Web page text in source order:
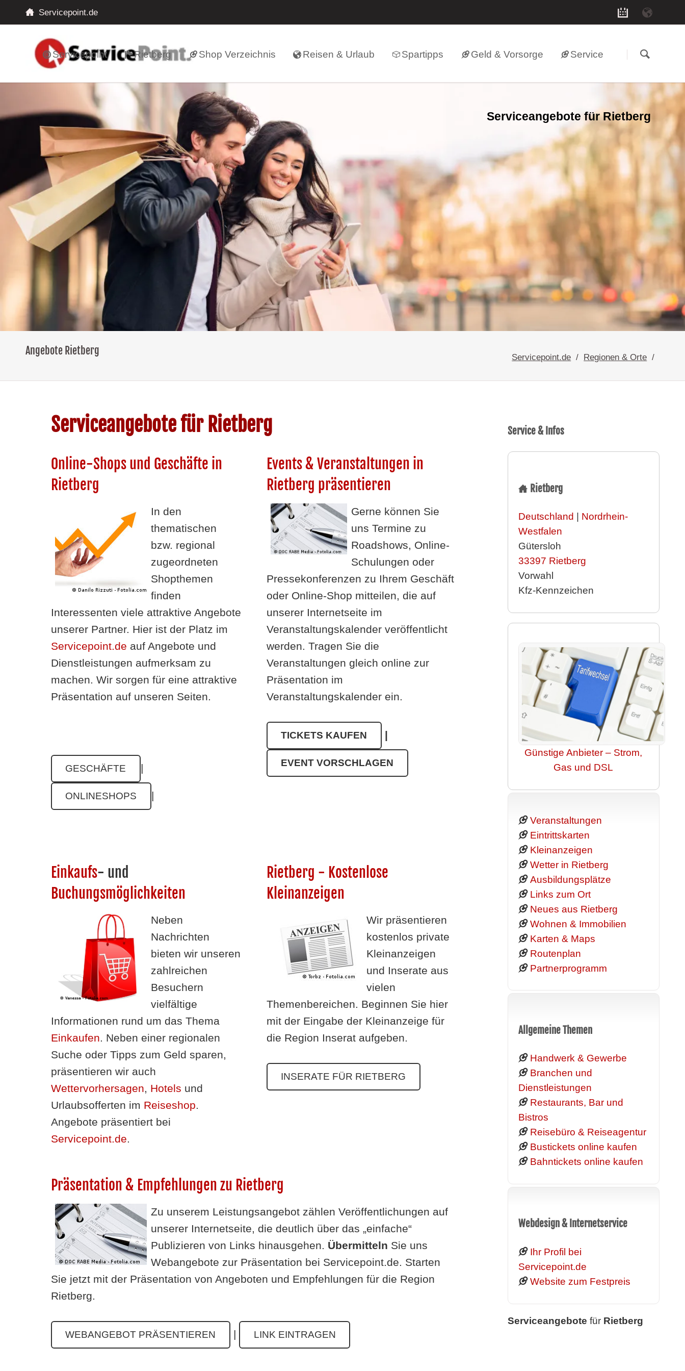
Servicepoint.de
Servicepoint Rietberg Shop Verzeichnis Reisen & Urlaub Spartipps Geld & Vorsorge Service
Serviceangebote fürRietberg
Angebote Rietberg
Servicepoint.de Regionen & Orte
Serviceangebote für Rietberg
Online-Shops und Geschäfte in
Rietberg
In den
thematischen
bzw. regional
zugeordneten
Shopthemen
finden
Interessenten viele attraktive Angebote
unserer Partner. Hier ist der Platz im
Servicepoint.de auf Angebote und
Dienstleistungen aufmerksam zu
machen. Wir sorgen für eine attraktive
Präsentation auf unseren Seiten.
GESCHÄFTE |
ONLINESHOPS |
Events & Veranstaltungen in
Rietberg präsentieren
Gerne können Sie
uns Termine zu
Roadshows, Online-
Schulungen oder
Pressekonferenzen zu Ihrem Geschäft
oder Online-Shop mitteilen, die auf
unserer Internetseite im
Veranstaltungskalender veröffentlicht
werden. Tragen Sie die
Veranstaltungen gleich online zur
Präsentation im
Veranstaltungskalender ein.
TICKETS KAUFEN |
EVENT VORSCHLAGEN
Einkaufs- und
Buchungsmöglichkeiten
Neben
Nachrichten
bieten wir unseren
zahlreichen
Besuchern
vielfältige
Informationen rund um das Thema
Einkaufen. Neben einer regionalen
Suche oder Tipps zum Geld sparen,
präsentieren wir auch
Wettervorhersagen, Hotels und
Urlaubsofferten im Reiseshop.
Angebote präsentiert bei
Servicepoint.de.
Rietberg - Kostenlose
Kleinanzeigen
Wir präsentieren
kostenlos private
Kleinanzeigen
und Inserate aus
vielen
Themenbereichen. Beginnen Sie hier
mit der Eingabe der Kleinanzeige für
die Region Inserat aufgeben.
INSERATE FÜR RIETBERG
Präsentation & Empfehlungen zu Rietberg
Zu unserem Leistungsangebot zählen Veröffentlichungen auf
unserer Internetseite, die deutlich über das „einfache“
Publizieren von Links hinausgehen. Übermitteln Sie uns
Webangebote zur Präsentation bei Servicepoint.de. Starten
Sie jetzt mit der Präsentation von Angeboten und Empfehlungen für die Region
Rietberg.
WEBANGEBOT PRÄSENTIEREN | LINK EINTRAGEN
Service & Infos
Rietberg
Deutschland
Nordrhein-
Westfalen
Gütersloh
33397 Rietberg
Vorwahl
Kfz-Kennzeichen
Günstige Anbieter – Strom,
Gas und DSL
Veranstaltungen
Eintrittskarten
Kleinanzeigen
Wetter in Rietberg
Ausbildungsplätze
Links zum Ort
Neues aus Rietberg
Wohnen & Immobilien
Karten & Maps
Routenplan
Partnerprogramm
Allgemeine Themen
Handwerk & Gewerbe
Branchen und
Dienstleistungen
Restaurants, Bar und
Bistros
Reisebüro & Reiseagentur
Bustickets online kaufen
Bahntickets online kaufen
Webdesign & Internetservice
Ihr Profil bei
Servicepoint.de
Website zum Festpreis
Serviceangebote für Rietberg